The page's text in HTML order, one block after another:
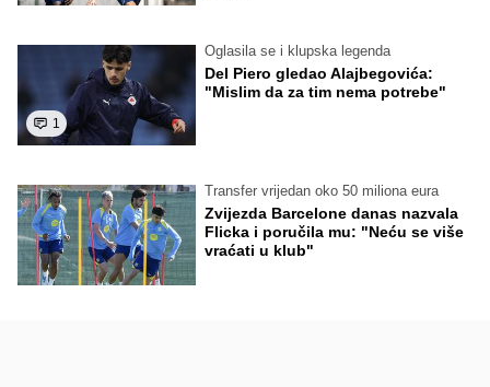
1
Oglasila se i klupska legenda
Del Piero gledao Alajbegovića:
"Mislim da za tim nema potrebe"
Transfer vrijedan oko 50 miliona eura
Zvijezda Barcelone danas nazvala
Flicka i poručila mu: "Neću se više
vraćati u klub"